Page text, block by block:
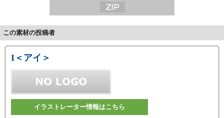
この素材の投稿者
I＜アイ＞
イラストレーター情報はこちら